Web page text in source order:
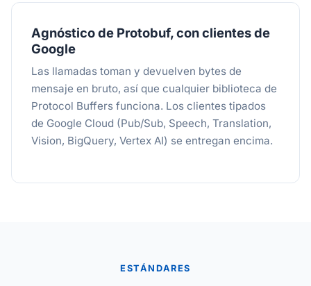
Agnóstico de Protobuf, con clientes de
Google
Las llamadas toman y devuelven bytes de
mensaje en bruto, así que cualquier biblioteca de
Protocol Buffers funciona. Los clientes tipados
de Google Cloud (Pub/Sub, Speech, Translation,
Vision, BigQuery, Vertex AI) se entregan encima.
ESTÁNDARES